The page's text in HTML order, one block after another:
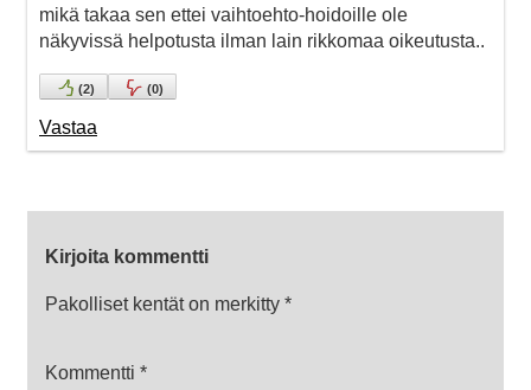
mikä takaa sen ettei vaihtoehto-hoidoille ole
näkyvissä helpotusta ilman lain rikkomaa oikeutusta..
(2) (0)
Vastaa
Kirjoita kommentti
Pakolliset kentät on merkitty *
Kommentti *